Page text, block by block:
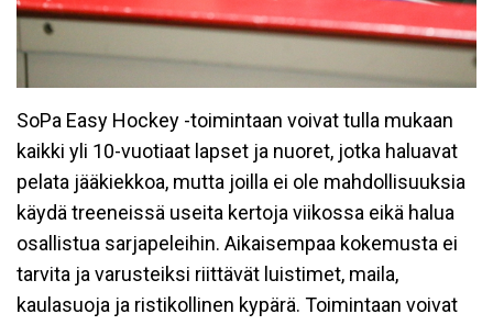
SoPa Easy Hockey -toimintaan voivat tulla mukaan
kaikki yli 10-vuotiaat lapset ja nuoret, jotka haluavat
pelata jääkiekkoa, mutta joilla ei ole mahdollisuuksia
käydä treeneissä useita kertoja viikossa eikä halua
osallistua sarjapeleihin. Aikaisempaa kokemusta ei
tarvita ja varusteiksi riittävät luistimet, maila,
kaulasuoja ja ristikollinen kypärä. Toimintaan voivat